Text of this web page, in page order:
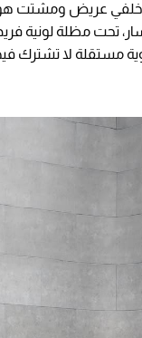
خلفي عريض ومشتت
تحت مظلة لونية
مستقلة لا تشترك